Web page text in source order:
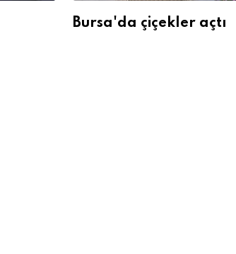
Bursa'da çiçekler açtı